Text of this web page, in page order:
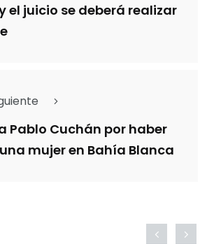
el juicio se deberá realizar
Pablo Cuchán por haber
mujer en Bahía Blanca